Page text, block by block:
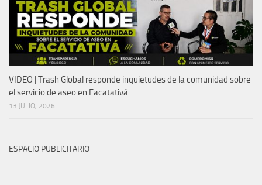
VIDEO | Trash Global responde inquietudes de la comunidad sobre
el servicio de aseo en Facatativá
13 JULIO, 2026
ESPACIO PUBLICITARIO